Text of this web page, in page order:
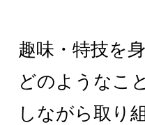
趣味・特技を
どのようなこ
しながら取り